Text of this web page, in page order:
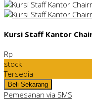
Kursi Staff Kantor
Rp
stock
Tersedia
Pemesanan via SMS